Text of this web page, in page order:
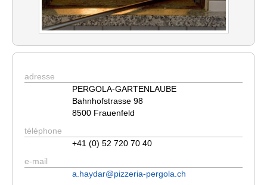
adresse
PERGOLA-GARTENLAUBE
Bahnhofstrasse 98
8500 Frauenfeld
téléphone
+41 (0) 52 720 70 40
e-mail
a.haydar@pizzeria-pergola.ch